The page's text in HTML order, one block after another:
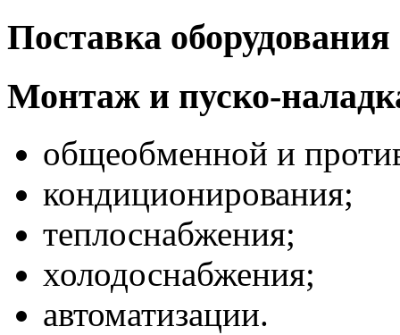
Поставка
Монтаж и
общеобменной и
кондиционирования;
теплоснабжения;
холодоснабжения;
автоматизации.